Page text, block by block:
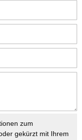
zum
gekürzt mit Ihrem